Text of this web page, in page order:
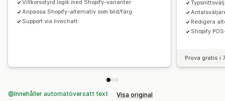
Villkorsstyrd logik med Shopify-varianter
Anpassa Shopify-alternativ som bild/färg
Support via livechatt
Redigera
Shopify
Prova gratis i
Innehåller automatöversatt text Visa original